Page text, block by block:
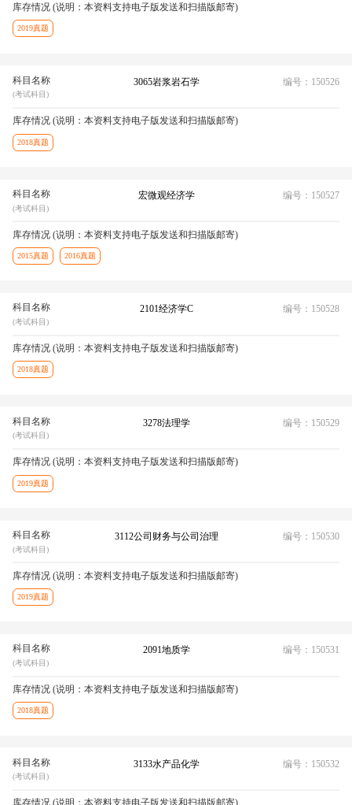
库存情况 (说明：本资料支持电子版发送和扫描版邮寄)
2019真题
科目名称
(考试科目)
3065岩浆岩石学 编号：150526
库存情况 (说明：本资料支持电子版发送和扫描版邮寄)
2018真题
科目名称
(考试科目)
宏微观经济学 编号：150527
库存情况 (说明：本资料支持电子版发送和扫描版邮寄)
2015真题 2016真题
科目名称
(考试科目)
2101经济学C 编号：150528
库存情况 (说明：本资料支持电子版发送和扫描版邮寄)
2018真题
科目名称
(考试科目)
3278法理学 编号：150529
库存情况 (说明：本资料支持电子版发送和扫描版邮寄)
2019真题
科目名称
(考试科目)
3112公司财务与公司治理 编号：150530
库存情况 (说明：本资料支持电子版发送和扫描版邮寄)
2019真题
科目名称
(考试科目)
2091地质学 编号：150531
库存情况 (说明：本资料支持电子版发送和扫描版邮寄)
2018真题
科目名称
(考试科目)
3133水产品化学 编号：150532
库存情况 (说明：本资料支持电子版发送和扫描版邮寄)